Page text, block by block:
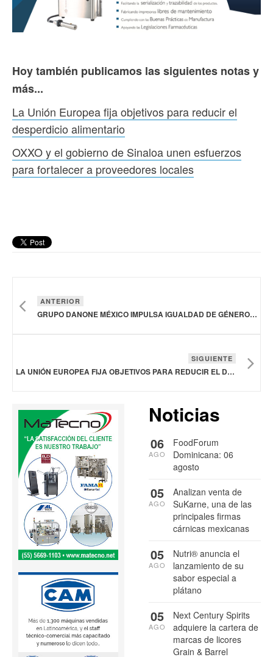
Hoy también publicamos las siguientes notas y
más...
La Unión Europea fija objetivos para reducir el
desperdicio alimentario
OXXO y el gobierno de Sinaloa unen esfuerzos
para fortalecer a proveedores locales
ANTERIOR
GRUPO DANONE MÉXICO IMPULSA IGUALDAD DE GÉNERO E INCLUSIÓN EN LAS EMPRESAS NACIONALES
SIGUIENTE
LA UNIÓN EUROPEA FIJA OBJETIVOS PARA REDUCIR EL DESPERDICIO ALIMENTARIO
Noticias
FoodForum
Dominicana: 06
agosto
06
AGO
Analizan venta de
SuKarne, una de las
principales firmas
cárnicas mexicanas
05
AGO
Nutri® anuncia el
lanzamiento de su
sabor especial a
plátano
05
AGO
Next Century Spirits
adquiere la cartera de
marcas de licores
Grain & Barrel
05
AGO